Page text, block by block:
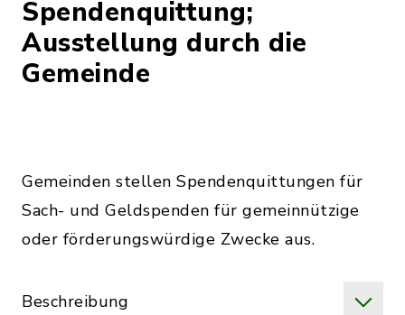
Spendenquittung;
Ausstellung durch die
Gemeinde
Gemeinden stellen Spendenquittungen für
Sach- und Geldspenden für gemeinnützige
oder förderungswürdige Zwecke aus.
Beschreibung